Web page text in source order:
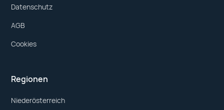
Datenschutz
AGB
Cookies
Regionen
Niederösterreich